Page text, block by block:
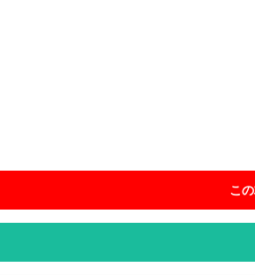
こ